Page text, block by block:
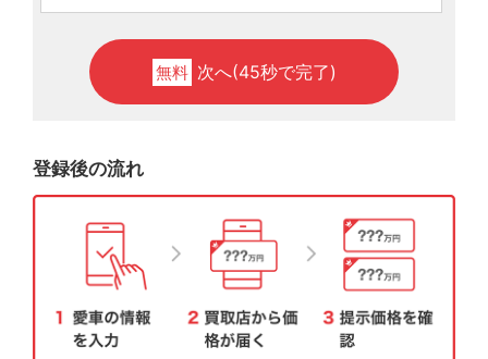
無料 次へ(45秒で完了)
登録後の流れ